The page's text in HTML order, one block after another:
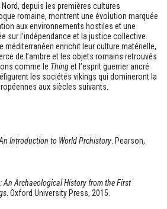
Nord, depuis les premières cultures
romaine, montrent une évolution marquée
aux environnements hostiles et une
sur l’indépendance et la justice collective.
méditerranéen enrichit leur culture matérielle,
de l’ambre et les objets romains retrouvés
comme le Thinget l’esprit guerrier ancré
les sociétés vikings qui domineront la
aux siècles suivants.
Introduction to World Prehistory . Pearson,
An Archaeological History from the First
. Oxford University Press, 2015.